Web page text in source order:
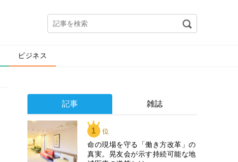
ビジネス
記事 雑誌
1 位
​命の現場を守る「働き方改革」の
真実。晃友会が示す持続可能な地